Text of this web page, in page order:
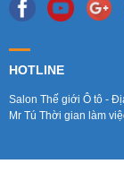
HOTLINE
Salon Thế giới Ô tô -
Mr Tú Thời gian làm